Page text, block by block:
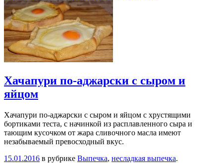
Хачапури по-аджарски с сыром и
яйцом
Хачапури по-аджарски с сыром и яйцом с хрустящими
бортиками теста, с начинкой из расплавленного сыра и
тающим кусочком от жара сливочного масла имеют
незабываемый превосходный вкус.
15.01.2016 в рубрике Выпечка, несладкая выпечка.